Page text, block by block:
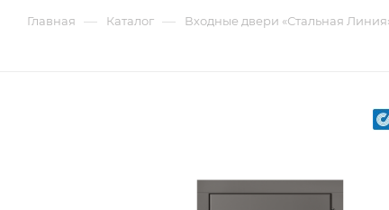
Главная — Каталог — Входные двери «Стальная